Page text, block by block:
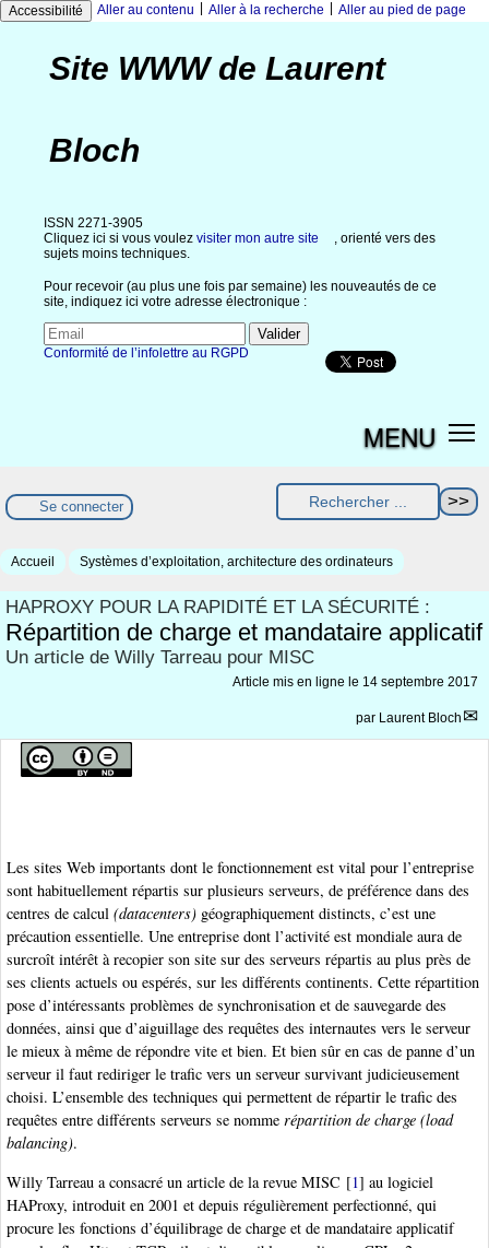
Accessibilité Aller au contenu Aller à la recherche Aller au pied de page
Site WWW de Laurent
Bloch
ISSN 2271-3905
Cliquez ici si vous voulez visiter mon autre site
, orienté vers des
sujets moins techniques.
Pour recevoir (au plus une fois par semaine) les nouveautés de ce
site, indiquez ici votre adresse électronique :
Conformité de l’infolettre au RGPD
MENU
Se connecter
Accueil Systèmes d’exploitation, architecture des ordinateurs
HAPROXY POUR LA RAPIDITÉ ET LA SÉCURITÉ :
Répartition de charge et mandataire applicatif
Un article de Willy Tarreau pour MISC
Article mis en ligne le 14 septembre 2017
par Laurent Bloch
Les sites Web importants dont le fonctionnement est vital pour l’entreprise
sont habituellement répartis sur plusieurs serveurs, de préférence dans des
centres de calcul (datacenters) géographiquement distincts, c’est une
précaution essentielle. Une entreprise dont l’activité est mondiale aura de
surcroît intérêt à recopier son site sur des serveurs répartis au plus près de
ses clients actuels ou espérés, sur les différents continents. Cette répartition
pose d’intéressants problèmes de synchronisation et de sauvegarde des
données, ainsi que d’aiguillage des requêtes des internautes vers le serveur
le mieux à même de répondre vite et bien. Et bien sûr en cas de panne d’un
serveur il faut rediriger le trafic vers un serveur survivant judicieusement
choisi. L’ensemble des techniques qui permettent de répartir le trafic des
requêtes entre différents serveurs se nomme répartition de charge (load
balancing).
Willy Tarreau a consacré un article de la revue MISC [1] au logiciel
HAProxy, introduit en 2001 et depuis régulièrement perfectionné, qui
procure les fonctions d’équilibrage de charge et de mandataire applicatif